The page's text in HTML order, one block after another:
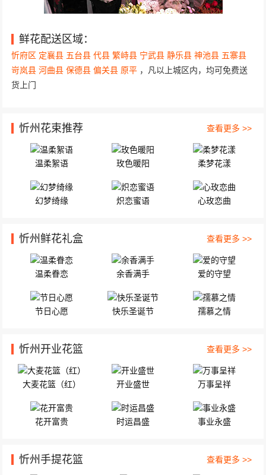
文笔镇全峰快递收 精心挑选66枝红玫瑰，33...
鲜花配送区域：
忻府区 定襄县 五台县代县繁峙县 宁武县静乐县神池县 五寨县
岢岚县河曲县保德县偏关县 原平 ，凡以上城区内，均可免费送
货上门
忻州花束推荐 查看更多 >>
温柔絮语 玫色暖阳 柔梦花漾
幻梦绮缘 炽恋蜜语 心玫恋曲
忻州鲜花礼盒 查看更多 >>
温柔眷恋 余香满手 爱的守望
节日心愿 快乐圣诞节 孺慕之情
忻州开业花篮 查看更多 >>
大麦花篮（红） 开业盛世 万事呈祥
花开富贵 时运昌盛 事业永盛
忻州手提花篮 查看更多 >>